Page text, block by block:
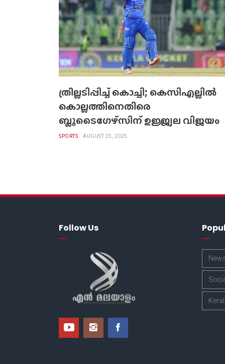
ത്രില്ലടിപ്പിച്ച് കൊച്ചി; കെസിഎല്ലില്‍
കൊല്ലത്തിനെതിരെ
ബ്ലൂടൈഗേഴ്‌സിന് ഉജ്ജ്വല വിജയം
SPORTS AUGUST 25, 2025
Follow Us